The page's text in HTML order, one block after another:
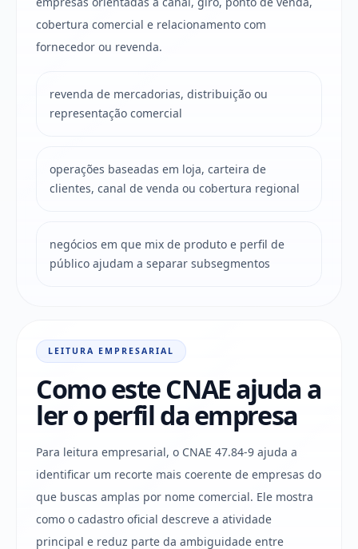
cobertura comercial e relacionamento com
fornecedor ou revenda.
revenda de mercadorias, distribuição ou
representação comercial
operações baseadas em loja, carteira de
clientes, canal de venda ou cobertura regional
negócios em que mix de produto e perfil de
público ajudam a separar subsegmentos
LEITURA EMPRESARIAL
Como este CNAE ajuda a
ler o perfil da empresa
Para leitura empresarial, o CNAE 47.84-9 ajuda a
identificar um recorte mais coerente de empresas do
que buscas amplas por nome comercial. Ele mostra
como o cadastro oficial descreve a atividade
principal e reduz parte da ambiguidade entre